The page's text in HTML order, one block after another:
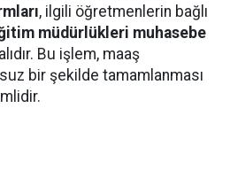
, ilgili öğretmenlerin bağlı
müdürlükleri muhasebe
Bu işlem, maaş
bir şekilde tamamlanması